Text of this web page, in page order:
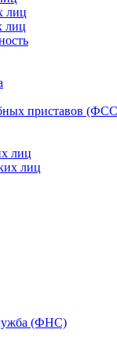
лиц
лиц
приставов
лиц
лиц
(ФНС)